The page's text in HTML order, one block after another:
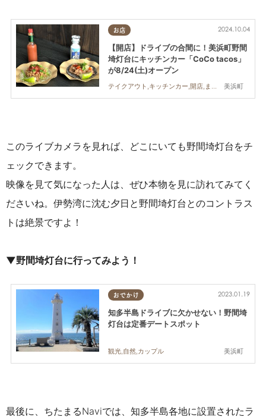
お店
美浜町
2024.10.04
【開店】ドライブの合間に！美浜町野間
埼灯台にキッチンカー「CoCo tacos」
が8/24(土)オープン
テイクアウト,キッチンカー,開店,まちネタ
このライブカメラを見れば、どこにいても野間埼灯台をチ
ェックできます。
映像を見て気になった人は、ぜひ本物を見に訪れてみてく
ださいね。伊勢湾に沈む夕日と野間埼灯台とのコントラス
トは絶景ですよ！
▼野間埼灯台に行ってみよう！
おでかけ
美浜町
2023.01.19
知多半島ドライブに欠かせない！野間埼
灯台は定番デートスポット
観光,自然,カップル
最後に、ちたまるNaviでは、知多半島各地に設置されたラ